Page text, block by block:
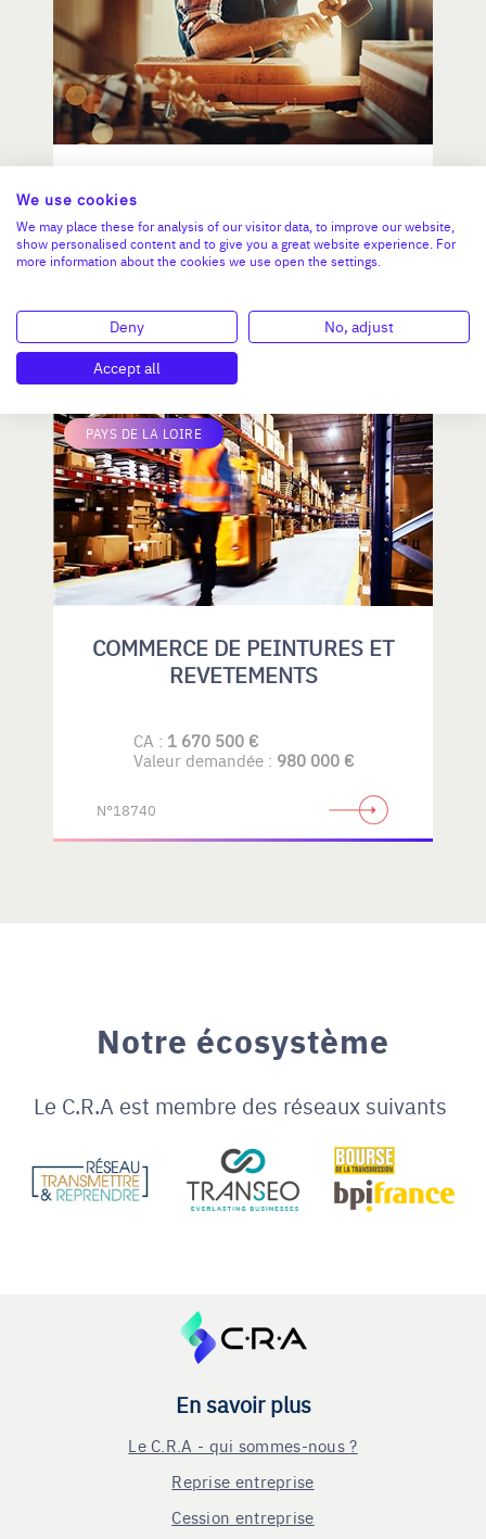
N°18748
PAYS DE LA LOIRE
COMMERCE DE PEINTURES ET
REVETEMENTS
CA : 1 670 500 €
Valeur demandée : 980 000 €
N°18740
Notre écosystème
Le C.R.A est membre des réseaux suivants
En savoir plus
Le C.R.A - qui sommes-nous ?
Reprise entreprise
Cession entreprise
We use cookies
We may place these for analysis of our visitor data, to improve our website,
show personalised content and to give you a great website experience. For
more information about the cookies we use open the settings.
Deny
No, adjust
Accept all